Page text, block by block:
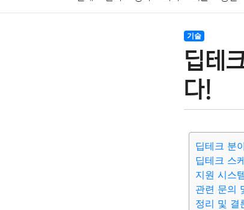
결혼 육아
기술 종교
기술
딥테
다!
딥테크 분
딥테크 스
지원 시스
관련 문의
정리 및 결